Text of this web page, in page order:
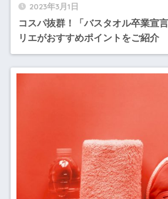
2023年3月1日
コスパ抜群！「バスタオル卒業宣
リエがおすすめポイントをご紹介